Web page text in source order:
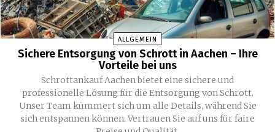
ALLGEMEIN
Sichere Entsorgung von Schrott in Aachen – Ihre
Vorteile bei uns
Schrottankauf Aachen bietet eine sichere und
professionelle Lösung für die Entsorgung von Schrott.
Unser Team kümmert sich um alle Details, während Sie
sich entspannen können. Vertrauen Sie auf uns für faire